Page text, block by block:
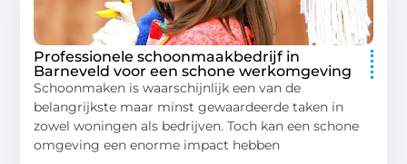
Professionele schoonmaakbedrijf in
Barneveld voor een schone werkomgeving
Schoonmaken is waarschijnlijk een van de
belangrijkste maar minst gewaardeerde taken in
zowel woningen als bedrijven. Toch kan een schone
omgeving een enorme impact hebben